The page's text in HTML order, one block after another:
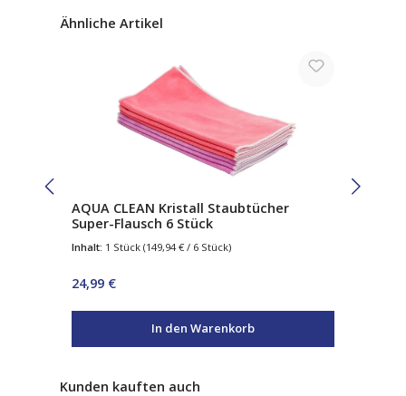
Produktgalerie überspringen
Ähnliche Artikel
AQUA CLEAN Kristall Staubtücher
Super-Flausch 6 Stück
Inhalt: 1 Stück (149,94 € / 6 Stück)
Regulärer Preis:
24,99 €
In den Warenkorb
Produktgalerie überspringen
Kunden kauften auch